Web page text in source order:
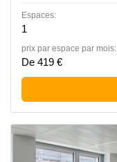
Espaces:
1
prix par espace par mois:
De 419 €